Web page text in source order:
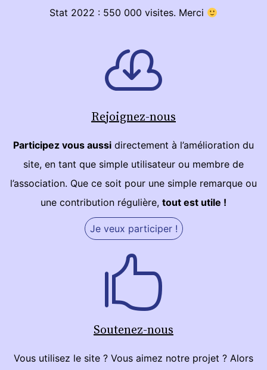
Stat 2022 : 550 000 visites. Merci
Rejoignez-nous
Participez vous aussi directement à l’amélioration du
site, en tant que simple utilisateur ou membre de
l’association. Que ce soit pour une simple remarque ou
une contribution régulière, tout est utile !
Je veux participer !
Soutenez-nous
Vous utilisez le site ? Vous aimez notre projet ? Alors